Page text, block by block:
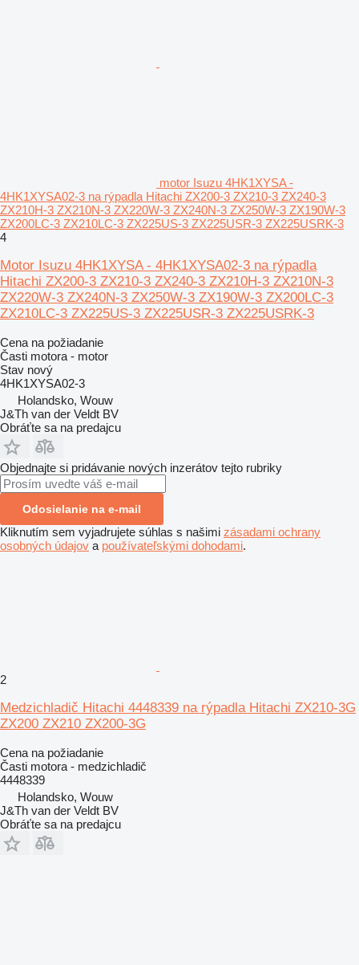
motor Isuzu 4HK1XYSA -
4HK1XYSA02-3 na rýpadla Hitachi ZX200-3 ZX210-3 ZX240-3
ZX210H-3 ZX210N-3 ZX220W-3 ZX240N-3 ZX250W-3 ZX190W-3
ZX200LC-3 ZX210LC-3 ZX225US-3 ZX225USR-3 ZX225USRK-3
4
Motor Isuzu 4HK1XYSA - 4HK1XYSA02-3 na rýpadla
Hitachi ZX200-3 ZX210-3 ZX240-3 ZX210H-3 ZX210N-3
ZX220W-3 ZX240N-3 ZX250W-3 ZX190W-3 ZX200LC-3
ZX210LC-3 ZX225US-3 ZX225USR-3 ZX225USRK-3
Cena na požiadanie
Časti motora - motor
Stav nový
4HK1XYSA02-3
Holandsko, Wouw
J&Th van der Veldt BV
Obráťte sa na predajcu
Objednajte si pridávanie nových inzerátov tejto rubriky
Odosielanie na e-mail
Kliknutím sem vyjadrujete súhlas s našimi zásadami ochrany
osobných údajov a používateľskými dohodami.
2
Medzichladič Hitachi 4448339 na rýpadla Hitachi ZX210-3G
ZX200 ZX210 ZX200-3G
Cena na požiadanie
Časti motora - medzichladič
4448339
Holandsko, Wouw
J&Th van der Veldt BV
Obráťte sa na predajcu